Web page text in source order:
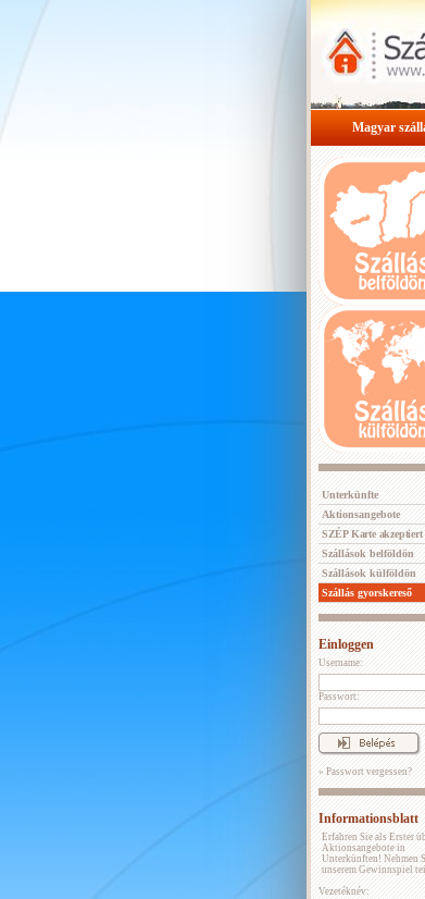
Magyar
Unterkünfte
Aktionsangebote
SZÉP Karte akzeptiert
Szállások belföldön
Szállások külföldön
Szállás gyorskereső
Einloggen
Username:
Passwort:
» Passwort vergessen?
Informationsblatt
Erfahren Sie als Erster
Aktionsangebote in
Unterkünften! Nehmen
unserem Gewinnspiel
Vezetéknév: